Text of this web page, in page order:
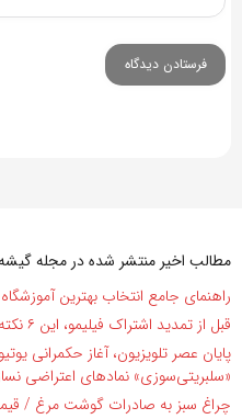
مطالب اخیر منتشر شده در مجله
راهنمای جامع انتخاب بهترین
قبل از تمدید اشتراک فیلیمو، این ۶ نکته را بدانید تا هزینه کمتری پرداخت کنید
پایان عصر تلویزیون، آغاز حکمرانی
«سلبریتی‌سوزی» نمادهای اعتراضی
چراغ سبز به صادرات گوشت مرغ /